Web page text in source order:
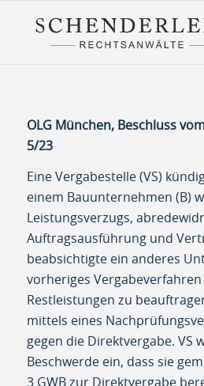
OLG München, Beschluss
5/23
Eine Vergabestelle (VS)
einem Bauunternehmen (B)
Leistungsverzugs,
Auftragsausführung und
beabsichtigte ein anderes
vorheriges
Restleistungen zu
mittels eines
gegen die Direktvergabe. VS
Beschwerde ein, dass sie
3 GWB zur Direktvergabe